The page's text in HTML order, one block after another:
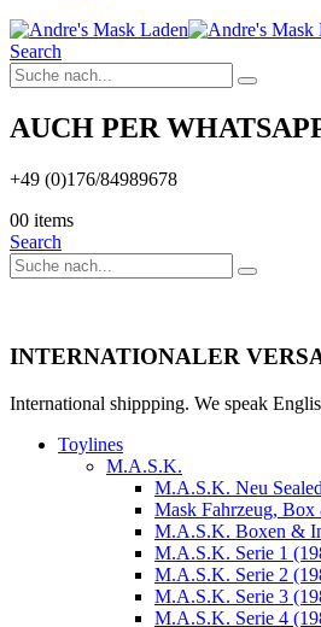
Search
AUCH PER
+49 (0)176/84989678
00 items
Search
INTERNATIONALER
International shippping. We speak
Toylines
M.A.S.K.
M.A.S.K. Neu
Mask Fahrzeug,
M.A.S.K. Boxen &
M.A.S.K. Serie 1
M.A.S.K. Serie 2
M.A.S.K. Serie 3
M.A.S.K. Serie 4